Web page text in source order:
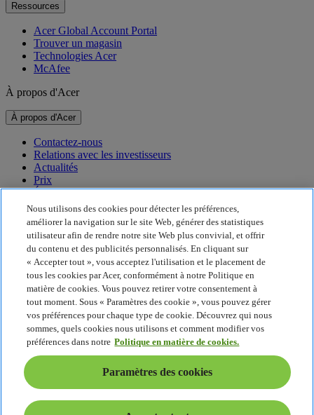
Ressources
Acer Global Account Portal
Trouver un magasin
Technologies Acer
McAfee
À propos d'Acer
À propos d'Acer
Contactez-nous
Relations avec les investisseurs
Actualités
Prix
Événements
Développement durable
Développement durable
Responsabilité sociale de l'entreprise
Empreinte carbone du produit
Project Humanity
Earthion
Politique de confidentialité
Politique en matière de cookies
Mentions légales
Informations légales supplémentaires
Politique en matière d'accessibilité
Paramètres des cookies
France - Français
Nous utilisons des cookies pour détecter les préférences,
améliorer la navigation sur le site Web, générer des statistiques
utilisateur afin de rendre notre site Web plus convivial, et offrir
du contenu et des publicités personnalisés. En cliquant sur
« Accepter tout », vous acceptez l'utilisation et le placement de
tous les cookies par Acer, conformément à notre Politique en
matière de cookies. Vous pouvez retirer votre consentement à
tout moment. Sous « Paramètres des cookie », vous pouvez gérer
vos préférences pour chaque type de cookie. Découvrez qui nous
sommes, quels cookies nous utilisons et comment modifier vos
préférences dans notre Politique en matière de cookies.
Paramètres des cookies